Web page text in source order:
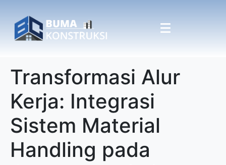
Transformasi Alur
Kerja: Integrasi
Sistem Material
Handling pada